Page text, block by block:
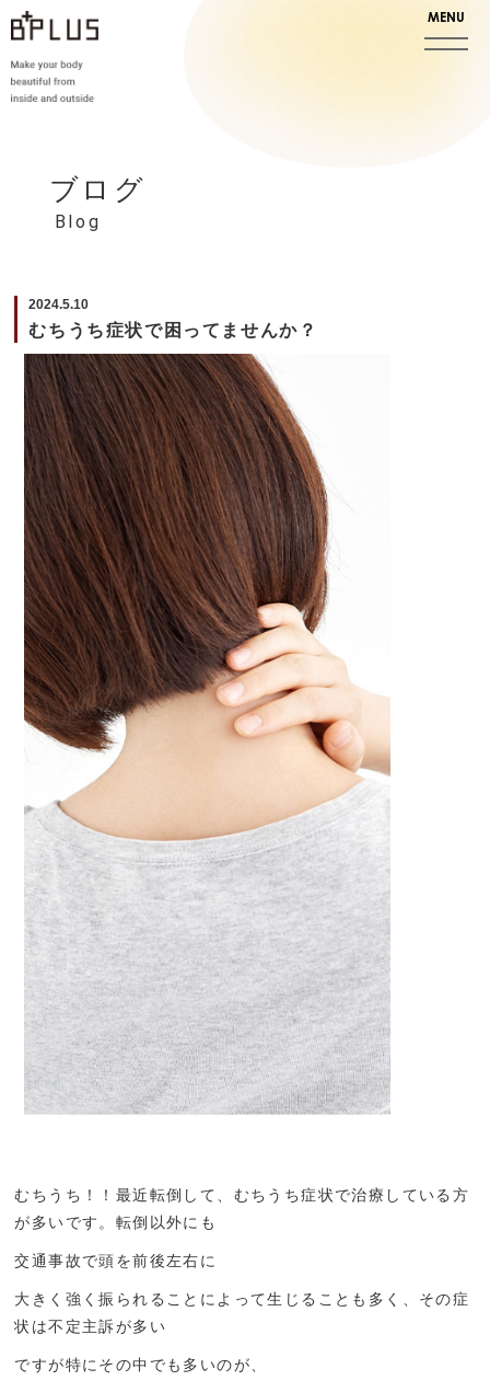
ブログ
Blog
2024.5.10
むちうち症状で困ってませんか？
むちうち！！最近転倒して、むちうち症状で治療している方
が多いです。転倒以外にも
交通事故で頭を前後左右に
大きく強く振られることによって生じることも多く、その症
状は不定主訴が多い
ですが特にその中でも多いのが、